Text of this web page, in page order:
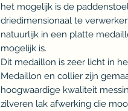
het mogelijk is de
driedimensionaal te
natuurlijk in een platte
mogelijk is.
Dit medaillon is zeer licht in
Medaillon en collier zijn
hoogwaardige kwaliteit
zilveren lak afwerking die